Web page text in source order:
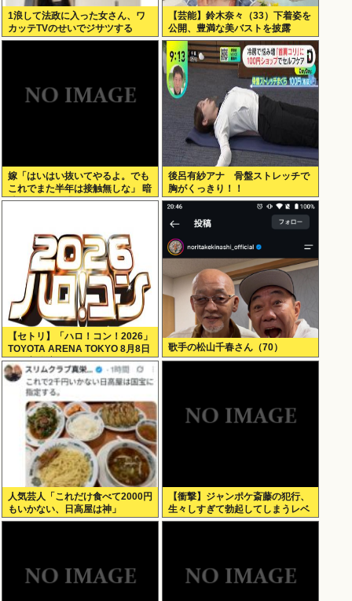
1浪して法政に入った女さん、ワ
カッテTVのせいでジサツする
【芸能】鈴木奈々（33）下着姿を
公開、豊満な美バストを披露
嫁「はいはい抜いてやるよ。でも
これでまた半年は接触無しな」 暗
黙のこれツラ過ぎるだろ
後呂有紗アナ 骨盤ストレッチで
胸がくっきり！！
【セトリ】「ハロ！コン！2026」
TOYOTA ARENA TOKYO 8月8日
昼・夜公演セットリス
歌手の松山千春さん（70）
人気芸人「これだけ食べて2000円
もいかない、日高屋は神」
【衝撃】ジャンポケ斎藤の犯行、
生々しすぎて勃起してしまうレベ
ルwww